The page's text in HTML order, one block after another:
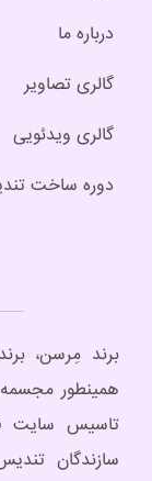
درباره ما
گالری تصاویر
گالری ویدئویی
دوره ساخت
برند مِرسن،
تاسیس سایت
سازندگان